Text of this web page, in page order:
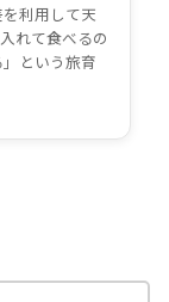
利用して天
れて食べるの
という旅育